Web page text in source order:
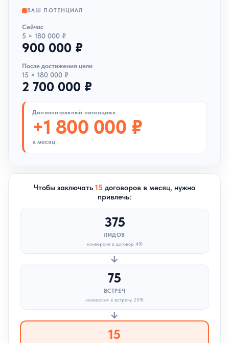
ВАШ ПОТЕНЦИАЛ
Сейчас
5 × 180 000 ₽
900 000 ₽
После достижения цели
15 × 180 000 ₽
2 700 000 ₽
Дополнительный потенциал
+1 800 000 ₽
в месяц
Чтобы заключать 15 договоров в месяц, нужно
привлечь:
375
ЛИДОВ
конверсия в договор 4%
→
75
ВСТРЕЧ
конверсия в встречу 20%
→
15
Написать в Telegram
Написать в MAX
Написать в VK
Написать в WhatsApp
Чтобыобсудить
сотрудничество , напишите в
удобный мессенджер